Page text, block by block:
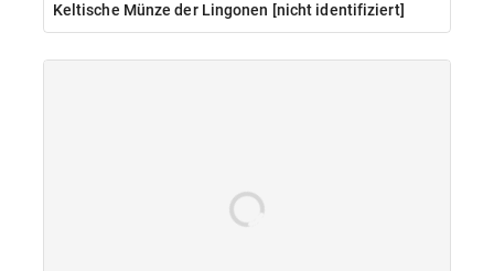
Keltische Münze der Lingonen [nicht identifiziert]